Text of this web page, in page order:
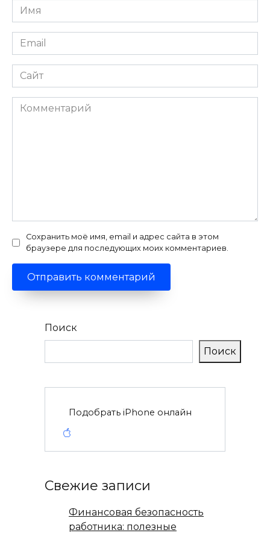
Имя
*
Email
*
Сайт
Комментарий
Сохранить моё имя, email и адрес сайта в этом
браузере для последующих моих комментариев.
Поиск
Поиск
Подобрать iPhone онлайн
Свежие записи
Финансовая безопасность
работника: полезные